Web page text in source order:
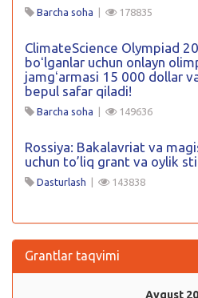
Barcha soha | 178835
ClimateScience Olympiad
boʻlganlar uchun onlayn
jamgʻarmasi 15 000 dollar
bepul safar qiladi!
Barcha soha | 149636
Rossiya: Bakalavriat va
uchun to’liq grant va oylik
Dasturlash | 143838
Grantlar taqvimi
Avgust